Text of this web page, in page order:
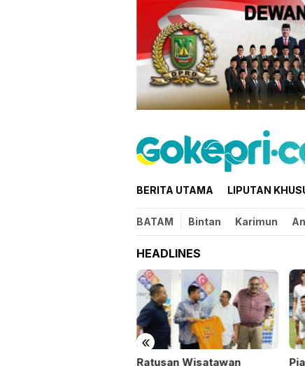
BERITA UTAMA LIPUTAN
BATAM Bintan Karimun
HEADLINES
«
Ratusan Wisatawan